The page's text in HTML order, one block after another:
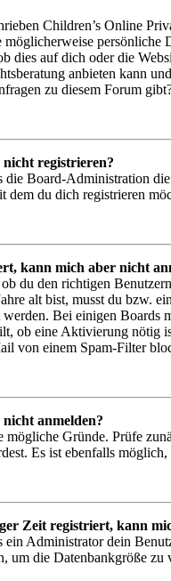
Children’s Online
möglicherweise
dies auf dich oder die
anbieten kann
zu diesem Forum
registrieren?
die Board-Administration
dem du dich registrieren
kann mich aber nicht
du den richtigen
alt bist, musst du bzw.
Bei einigen Boards
ob eine Aktivierung nötig
von einem Spam-Filter
anmelden?
mögliche Gründe. Prüfe
Es ist ebenfalls
Zeit registriert, kann
ein Administrator dein
um die Datenbankgröße